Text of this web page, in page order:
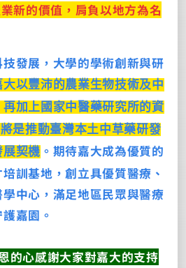
新的價值，肩負以地方為名
發展，大學的學術創新與研
大以豐沛的農業生物技術及中
加上國家中醫藥研究所的資
是推動臺灣本土中草藥研發
展契機 。期待嘉大成為優質的
訓基地，創立具優質醫療、
中心，滿足地區民眾與醫療
嘉園。
的心感謝大家對嘉大的支持